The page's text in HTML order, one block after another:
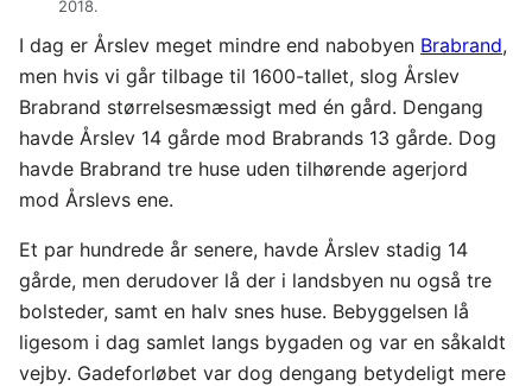
2018.
I dag er Årslev meget mindre end nabobyen Brabrand,
men hvis vi går tilbage til 1600-tallet, slog Årslev
Brabrand størrelsesmæssigt med én gård. Dengang
havde Årslev 14 gårde mod Brabrands 13 gårde. Dog
havde Brabrand tre huse uden tilhørende agerjord
mod Årslevs ene.
Et par hundrede år senere, havde Årslev stadig 14
gårde, men derudover lå der i landsbyen nu også tre
bolsteder, samt en halv snes huse. Bebyggelsen lå
ligesom i dag samlet langs bygaden og var en såkaldt
vejby. Gadeforløbet var dog dengang betydeligt mere